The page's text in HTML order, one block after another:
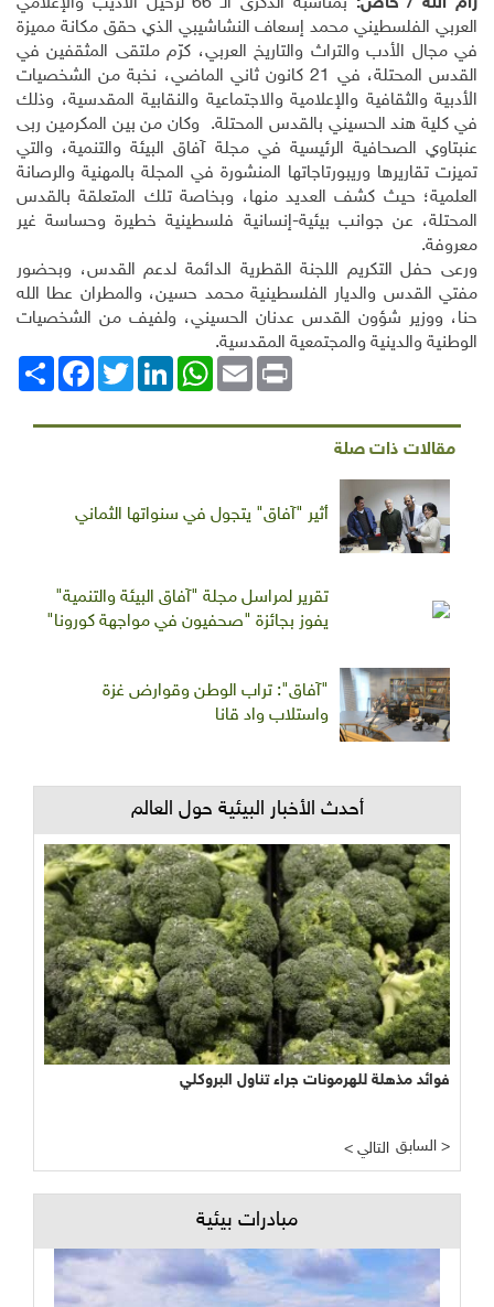
العربي الفلسطيني محمد إسعاف النشاشيبي الذي حقق مكانة مميزة
في مجال الأدب والتراث والتاريخ العربي، كرّم ملتقى المثقفين في
القدس المحتلة، في 21 كانون ثاني الماضي، نخبة من الشخصيات
الأدبية والثقافية والإعلامية والاجتماعية والنقابية المقدسية، وذلك
في كلية هند الحسيني بالقدس المحتلة. وكان من بين المكرمين ربى
عنبتاوي الصحافية الرئيسية في مجلة آفاق البيئة والتنمية، والتي
تميزت تقاريرها وريبورتاجاتها المنشورة في المجلة بالمهنية والرصانة
العلمية؛ حيث كشف العديد منها، وبخاصة تلك المتعلقة بالقدس
المحتلة، عن جوانب بيئية-إنسانية فلسطينية خطيرة وحساسة غير
معروفة.
ورعى حفل التكريم اللجنة القطرية الدائمة لدعم القدس، وبحضور
مفتي القدس والديار الفلسطينية محمد حسين، والمطران عطا الله
حنا، ووزير شؤون القدس عدنان الحسيني، ولفيف من الشخصيات
الوطنية والدينية والمجتمعية المقدسية.
انشر
FacebookTwitterLinkedIn
WhatsAppEmail Print
مقالات ذات صلة
أثير "آفاق" يتجول في سنواتها الثماني
تقرير لمراسل مجلة "آفاق البيئة والتنمية"
يفوز بجائزة "صحفيون في مواجهة كورونا"
"آفاق": تراب الوطن وقوارض غزة
واستلاب واد قانا
أحدث الأخبار البيئية حول العالم
فوائد مذهلة للهرمونات جراء تناول البروكلي
< التالي السابق >
مبادرات بيئية